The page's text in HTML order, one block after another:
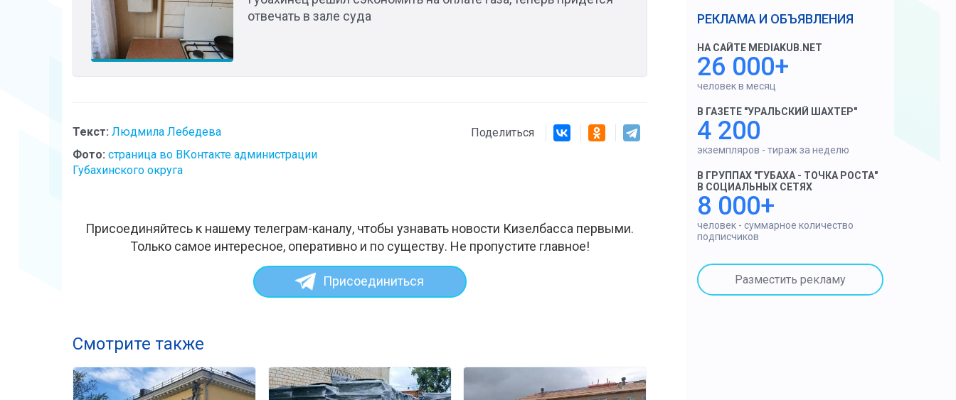
отвечать в зале суда
Текст: Людмила Лебедева
Фото: страница во ВКонтакте администрации
Губахинского округа
Поделиться
Присоединяйтесь к нашему телеграм-каналу, чтобы узнавать новости Кизелбасса первыми.
Только самое интересное, оперативно и по существу. Не пропустите главное!
Присоединиться
Смотрите также
РЕКЛАМА И ОБЪЯВЛЕНИЯ
НА САЙТЕ MEDIAKUB.NET
26 000+
человек в месяц
В ГАЗЕТЕ "УРАЛЬСКИЙ ШАХТЕР"
4 200
экземпляров - тираж за неделю
В ГРУППАХ "ГУБАХА - ТОЧКА РОСТА"
В СОЦИАЛЬНЫХ СЕТЯХ
8 000+
человек - суммарное количество
подписчиков
Разместить рекламу